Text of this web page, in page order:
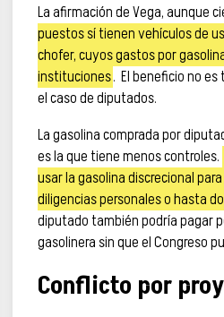
La afirmación de Vega, aunque
puestos sí tienen vehículos de
chofer, cuyos gastos por
instituciones. El beneficio no
el caso de diputados.
La gasolina comprada por
es la que tiene menos controles.
usar la gasolina discrecional
diligencias personales o hasta
diputado también podría pagar
gasolinera sin que el Congreso
Conflicto por